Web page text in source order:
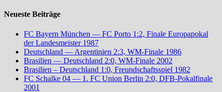
Neueste Beiträge
FC Bayern München — FC Porto 1:2, Finale Europapokal
der Landesmeister 1987
Deutschland — Argentinien 2:3, WM-Finale 1986
Brasilien — Deutschland 2:0, WM-Finale 2002
Brasilien – Deutschland 1:0, Freundschaftsspiel 1982
FC Schalke 04 — 1. FC Union Berlin 2:0, DFB-Pokalfinale
2001